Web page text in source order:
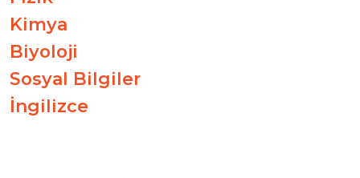
Kimya
Biyoloji
Sosyal Bilgiler
İngilizce